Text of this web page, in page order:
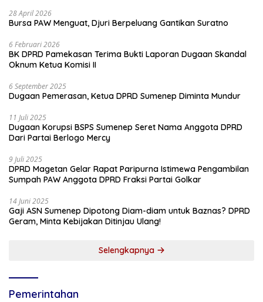
28 April 2026
Bursa PAW Menguat, Djuri Berpeluang Gantikan Suratno
6 Februari 2026
BK DPRD Pamekasan Terima Bukti Laporan Dugaan Skandal
Oknum Ketua Komisi II
6 September 2025
Dugaan Pemerasan, Ketua DPRD Sumenep Diminta Mundur
11 Juli 2025
Dugaan Korupsi BSPS Sumenep Seret Nama Anggota DPRD
Dari Partai Berlogo Mercy
9 Juli 2025
DPRD Magetan Gelar Rapat Paripurna Istimewa Pengambilan
Sumpah PAW Anggota DPRD Fraksi Partai Golkar
14 Juni 2025
Gaji ASN Sumenep Dipotong Diam-diam untuk Baznas? DPRD
Geram, Minta Kebijakan Ditinjau Ulang!
Selengkapnya
Pemerintahan